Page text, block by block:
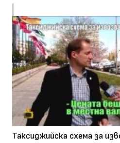
Таксиджийска схема за